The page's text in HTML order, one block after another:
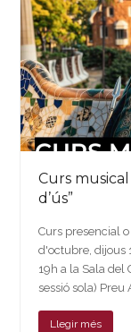
Curs
d’ús”
Curs presencial
d'octubre, dijous
19h a la Sala
sessió sola) Preu
Llegir més